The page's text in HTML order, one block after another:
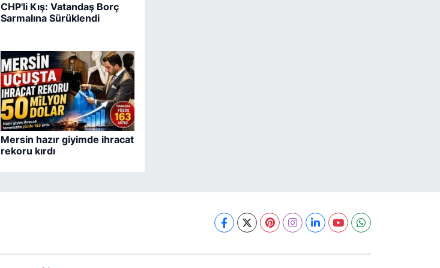
CHP'li Kış: Vatandaş Borç
Sarmalına Sürüklendi
Mersin hazır giyimde ihracat
rekoru kırdı